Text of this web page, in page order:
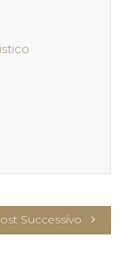
Successivo